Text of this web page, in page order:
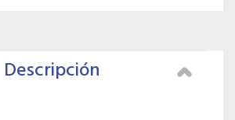
Descripción